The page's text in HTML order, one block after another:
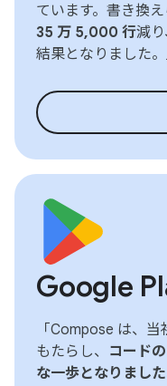
ています。書き換
35 万 5,000 行減
結果となりました。
Google
「Compose は、
もたらし、 コード
な一歩となりました